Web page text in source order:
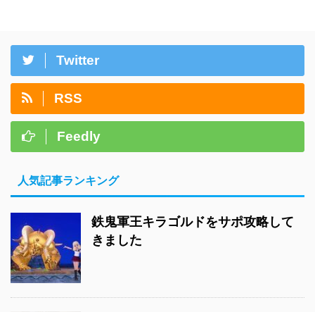
Twitter
RSS
Feedly
人気記事ランキング
鉄鬼軍王キラゴルドをサポ攻略して
きました